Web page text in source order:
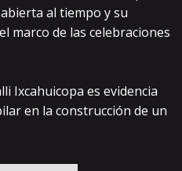
al tiempo y su
marco de las celebraciones
Ixcahuicopa es evidencia
en la construcción de un